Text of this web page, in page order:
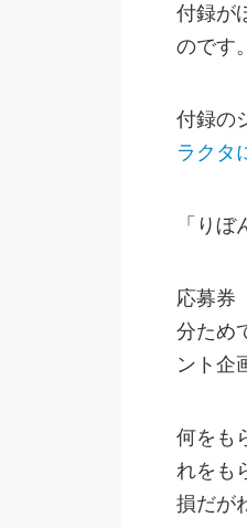
付録が
のです。
付録の
ラクタ
「り
応募券
分ため
ント企
何をも
れをも
損だが